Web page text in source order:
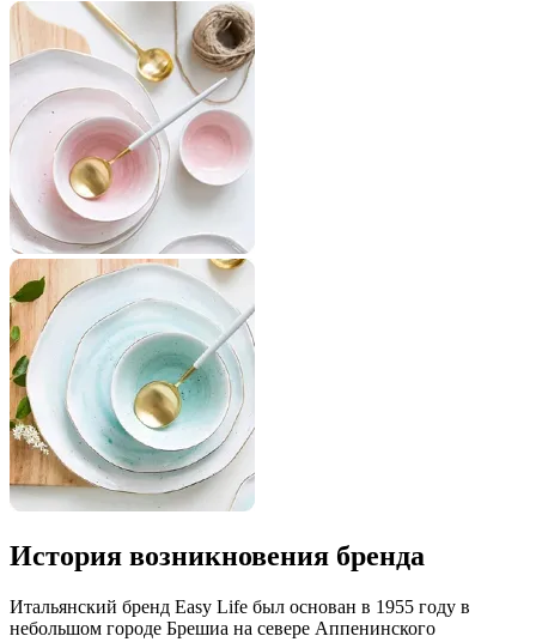
История возникновения бренда
Итальянский бренд Easy Life был основан в 1955 году в
небольшом городе Брешиа на севере Аппенинского